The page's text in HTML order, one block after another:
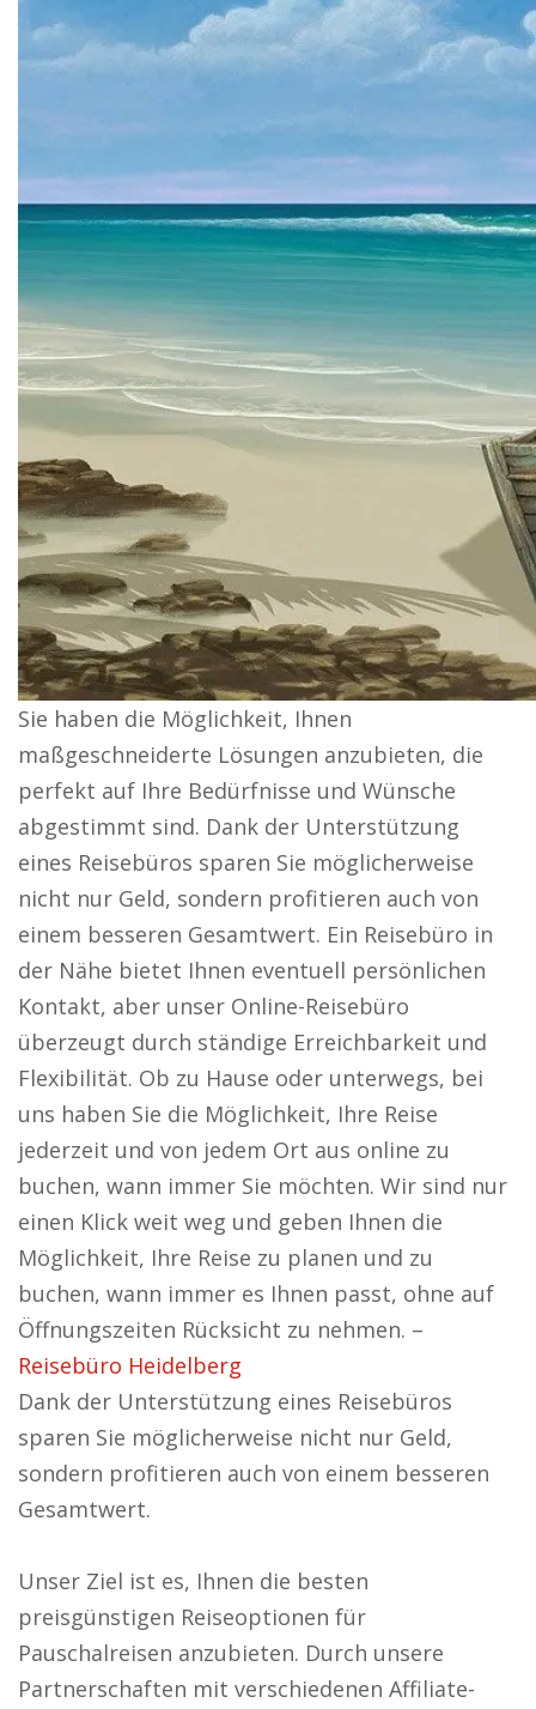
Sie haben die Möglichkeit, Ihnen
maßgeschneiderte Lösungen anzubieten, die
perfekt auf Ihre Bedürfnisse und Wünsche
abgestimmt sind. Dank der Unterstützung
eines Reisebüros sparen Sie möglicherweise
nicht nur Geld, sondern profitieren auch von
einem besseren Gesamtwert. Ein Reisebüro in
der Nähe bietet Ihnen eventuell persönlichen
Kontakt, aber unser Online-Reisebüro
überzeugt durch ständige Erreichbarkeit und
Flexibilität. Ob zu Hause oder unterwegs, bei
uns haben Sie die Möglichkeit, Ihre Reise
jederzeit und von jedem Ort aus online zu
buchen, wann immer Sie möchten. Wir sind nur
einen Klick weit weg und geben Ihnen die
Möglichkeit, Ihre Reise zu planen und zu
buchen, wann immer es Ihnen passt, ohne auf
Öffnungszeiten Rücksicht zu nehmen. –
Reisebüro Heidelberg
Dank der Unterstützung eines Reisebüros
sparen Sie möglicherweise nicht nur Geld,
sondern profitieren auch von einem besseren
Gesamtwert.
Unser Ziel ist es, Ihnen die besten
preisgünstigen Reiseoptionen für
Pauschalreisen anzubieten. Durch unsere
Partnerschaften mit verschiedenen Affiliate-